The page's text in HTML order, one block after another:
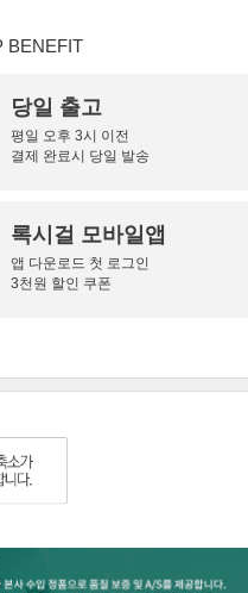
BENEFIT
당일 출고
평일 오후 3시 이전
결제 완료시 당일 발송
록시걸 모바일앱
앱 다운로드 첫 로그인
3천원 할인 쿠폰